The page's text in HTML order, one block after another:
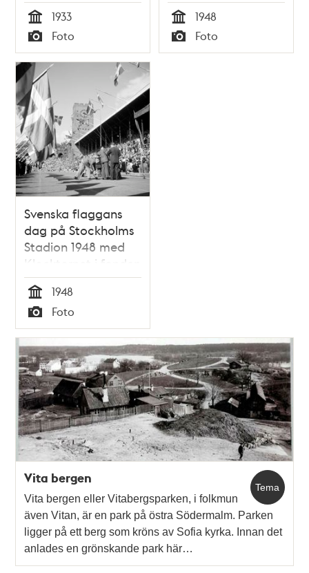
Tid
1933
Typ
Foto Tid
1948
Typ
Foto
Svenska flaggans
dag på Stockholms
Stadion 1948 med
Klocktornet i fonden
Tid
1948
Typ
Foto
Tema
Vita bergen
Vita bergen eller Vitabergsparken, i folkmun
även Vitan, är en park på östra Södermalm. Parken
ligger på ett berg som kröns av Sofia kyrka. Innan det
anlades en grönskande park här…